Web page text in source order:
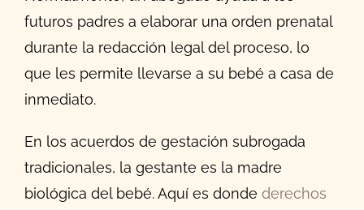
futuros padres a elaborar una orden prenatal
durante la redacción legal del proceso, lo
que les permite llevarse a su bebé a casa de
inmediato.
En los acuerdos de gestación subrogada
tradicionales, la gestante es la madre
biológica del bebé. Aquí es donde derechos